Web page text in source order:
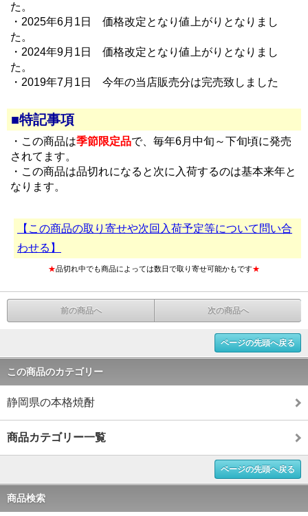
た。
・2025年6月1日 価格改定となり値上がりとなりまし
た。
・2024年9月1日 価格改定となり値上がりとなりまし
た。
・2019年7月1日 今年の当店販売分は完売致しました
■特記事項
・この商品は季節限定品で、毎年6月中旬～下旬頃に発売
されてます。
・この商品は品切れになると次に入荷するのは基本来年と
なります。
【この商品の取り寄せや次回入荷予定等について問い合
わせる】
★品切れ中でも商品によっては数日で取り寄せ可能かもです★
前の商品へ 次の商品へ
ページの先頭へ戻る
この商品のカテゴリー
静岡県の本格焼酎
商品カテゴリー一覧
ページの先頭へ戻る
商品検索